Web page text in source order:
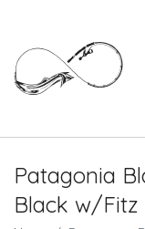
Patagonia
Black w/Fitz